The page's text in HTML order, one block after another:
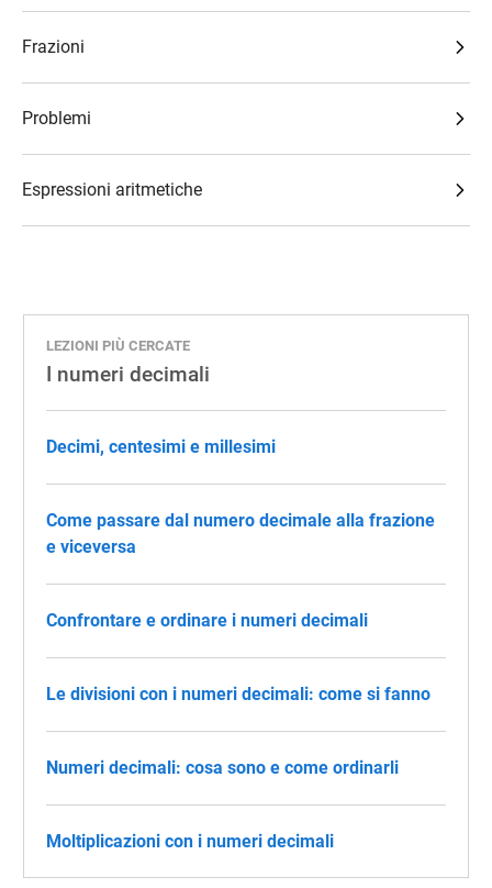
Frazioni
Problemi
Espressioni aritmetiche
LEZIONI PIÙ CERCATE
I numeri decimali
Decimi, centesimi e millesimi
Come passare dal numero decimale alla frazione
e viceversa
Confrontare e ordinare i numeri decimali
Le divisioni con i numeri decimali: come si fanno
Numeri decimali: cosa sono e come ordinarli
Moltiplicazioni con i numeri decimali